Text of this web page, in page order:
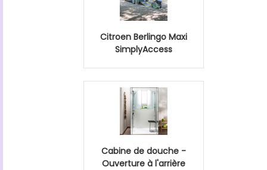
Citroen Berlingo Maxi
SimplyAccess
Cabine de douche -
Ouverture à l'arrière